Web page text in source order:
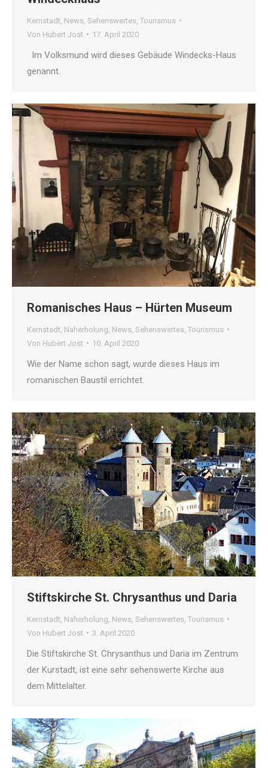
Kernstadt News Sehenswertes Tourismus
Von Hubert Jost 17. April 2020
Im Volksmund wird dieses Gebäude Windecks-Haus
genannt.
Romanisches Haus – Hürten Museum
Kernstadt Naherholung News Sehenswertes Tourismus
Von Hubert Jost 10. April 2020
Wie der Name schon sagt, wurde dieses Haus im
romanischen Baustil errichtet.
Stiftskirche St. Chrysanthus und Daria
Kernstadt Naherholung News Sehenswertes Tourismus
Von Hubert Jost 3. April 2020
Die Stiftskirche St. Chrysanthus und Daria im Zentrum
der Kurstadt, ist eine sehr sehenswerte Kirche aus
dem Mittelalter.